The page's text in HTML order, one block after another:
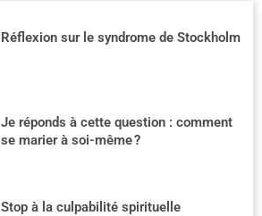
Réflexion sur le syndrome de Stockholm
Je réponds à cette question : comment
se marier à soi-même ?
Stop à la culpabilité spirituelle